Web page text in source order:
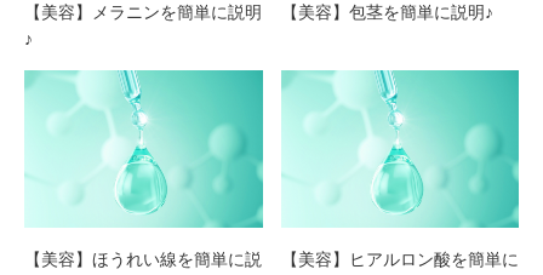
【美容】メラニンを簡単に説明
♪
【美容】包茎を簡単に説明♪
【美容】ほうれい線を簡単に説
【美容】ヒアルロン酸を簡単に